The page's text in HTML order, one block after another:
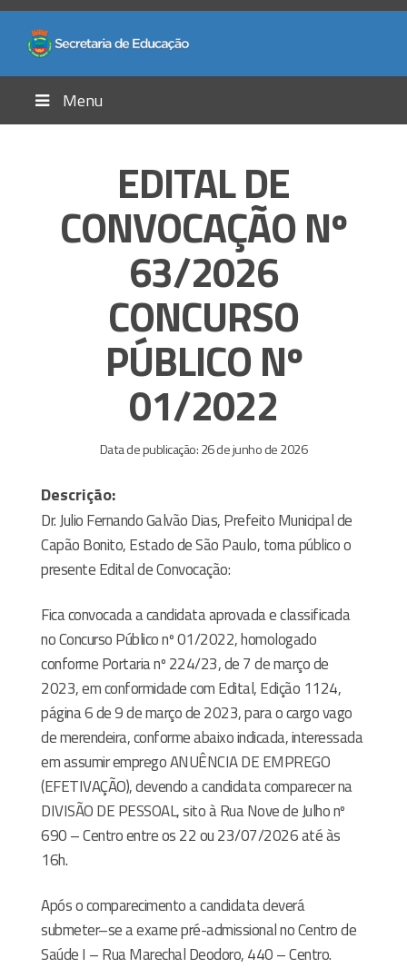
Menu
EDITAL DE
CONVOCAÇÃO Nº
63/2026
CONCURSO
PÚBLICO Nº
01/2022
Data de publicação: 26 de junho de 2026
Descrição:
Dr.JulioFernando Galvão Dias, Prefeito Municipal de
Capão Bonito, Estado de São Paulo, torna público o
presente Edital de Convocação:
Fica convocada a candidata aprovada e classificada
no Concurso Público nº 01/2022, homologado
conforme Portaria nº 224/23, de 7 de março de
2023, em conformidade com Edital, Edição 1124,
página 6 de 9 de março de 2023, para o cargo vago
demerendeira,conformeabaixo indicada, interessada
em assumir empregoANUÊNCIA DE EMPREGO
(EFETIVAÇÃO),devendo a candidata comparecer na
DIVISÃO DE PESSOAL, sito à Rua Nove de Julho nº
690 –Centro entre os22ou 23/07/2026até às
16h.
Após o comparecimento a candidata deverá
submeter–se a examepré-admissional no Centro de
Saúde I – Rua Marechal Deodoro, 440 – Centro.